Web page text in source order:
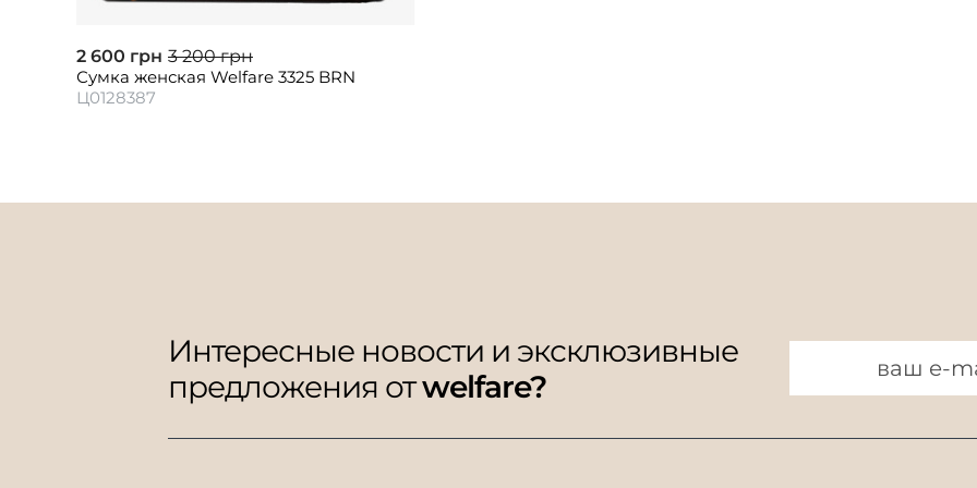
2 600 грн 3 200 грн
Сумка женская Welfare 3325 BRN
Ц0128387
Интересные новости и эксклюзивные
предложения отwelfare?